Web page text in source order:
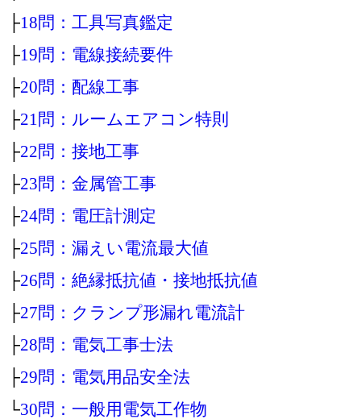
├18問：工具写真鑑定
├19問：電線接続要件
├20問：配線工事
├21問：ルームエアコン特則
├22問：接地工事
├23問：金属管工事
├24問：電圧計測定
├25問：漏えい電流最大値
├26問：絶縁抵抗値・接地抵抗値
├27問：クランプ形漏れ電流計
├28問：電気工事士法
├29問：電気用品安全法
└30問：一般用電気工作物